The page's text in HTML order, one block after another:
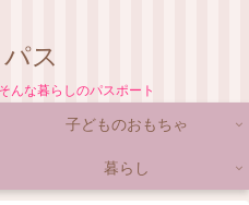
ス
んな暮らしのパスポート
子どものおもちゃ
暮らし